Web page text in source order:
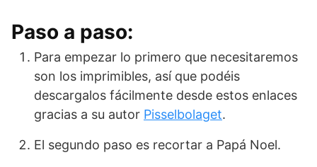
Paso a paso:
Para empezar lo primero que necesitaremos
son los imprimibles, así que podéis
descargalos fácilmente desde estos enlaces
gracias a su autor Pisselbolaget.
El segundo paso es recortar a Papá Noel.